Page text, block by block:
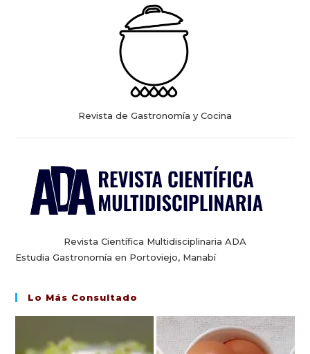
Revista de Gastronomía y Cocina
Revista Científica Multidisciplinaria ADA
Estudia Gastronomía en Portoviejo, Manabí
Lo Más Consultado